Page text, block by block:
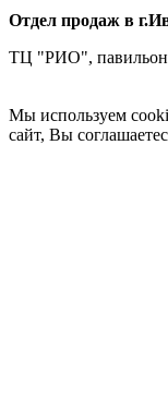
Отдел продаж в
ТЦ "РИО", павильон
Мы используем
сайт, Вы